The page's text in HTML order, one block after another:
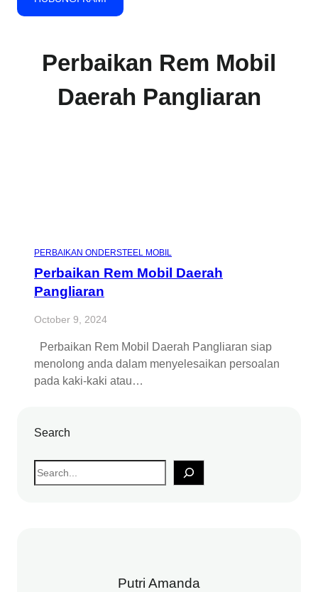
Perbaikan Rem Mobil
Daerah Pangliaran
PERBAIKAN ONDERSTEEL MOBIL
Perbaikan Rem Mobil Daerah
Pangliaran
October 9, 2024
Perbaikan Rem Mobil Daerah Pangliaran siap
menolong anda dalam menyelesaikan persoalan
pada kaki-kaki atau…
Search
S
e
Putri Amanda